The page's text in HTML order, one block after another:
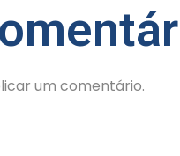
um comentário.